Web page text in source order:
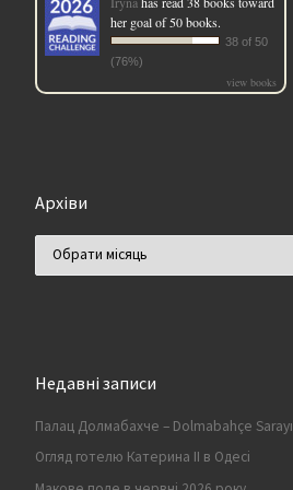
her goal of 50 books.
38 of 50
(76%)
view books
Архіви
Недавні записи
Палац Долмабахче – Dolmabahçe Sarayı
Огляд готелю Катерина II в Одесі